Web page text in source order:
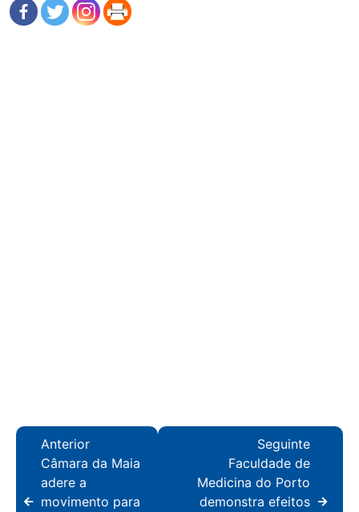
Anterior
Câmara da Maia
adere a
movimento para
Seguinte
Faculdade de
Medicina do Porto
demonstra efeitos